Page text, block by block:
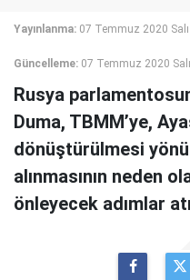
Yayınlanma: 07 Temmuz 2020
Güncelleme: 07 Temmuz 2020
Rusya
Duma, TBMM’ye,
dönüştürülmesi
alınmasının neden
önleyecek adımlar